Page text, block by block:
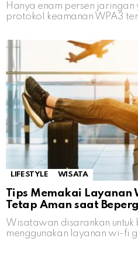
Hanya enam persen jaringan
protokol keamanan WPA3
LIFESTYLE WISATA
Tips Memakai Layanan
Tetap Aman saat
Wisatawan disarankan
menggunakan layanan wi-fi